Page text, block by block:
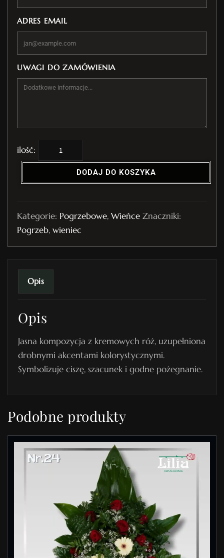
ADRES EMAIL
UWAGI DO ZAMÓWIENIA
l
ć
W
i
e
n
i
e
c
P
g
r
z
b
o
y
N
DODAJ DO KOSZYKA
Kategorie: Pogrzebowe, Wieńce Znaczniki:
Pogrzeb, wieniec
Opis
Opis
Jasna kompozycja z kremowych róż, uzupełniona
drobnymi akcentami kolorystycznymi.
Symbolizuje ciszę, szacunek i godne pożegnanie.
Podobne produkty